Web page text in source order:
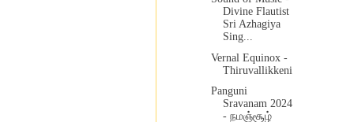
Divine Flautist
Sri Azhagiya
Sing...
Vernal Equinox -
Thiruvallikkeni
Panguni
Sravanam 2024
- நமஞ்சூழ்